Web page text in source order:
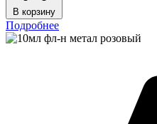
В корзину
Подробнее